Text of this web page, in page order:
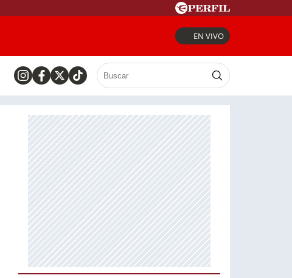
EN VIVO